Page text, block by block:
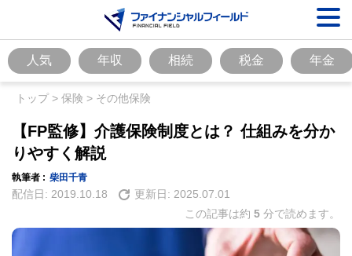
人気 年収 相続 税金 年金
トップ> 保険 > その他保険
【FP監修】介護保険制度とは？ 仕組みを分か
りやすく解説
執筆者 : 柴田千青
配信日: 2019.10.18 更新日: 2025.07.01
この記事は約 5 分で読めます。